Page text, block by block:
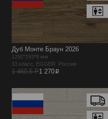
Дуб Монте Браун 2026
1292*193*8 мм
33 класс, EGGER Россия
1 460.5 Р1 270p